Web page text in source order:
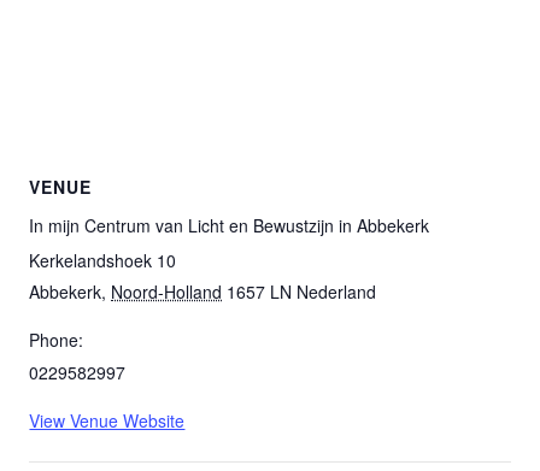
VENUE
In mijn Centrum van Licht en Bewustzijn in Abbekerk
Kerkelandshoek 10
Abbekerk, Noord-Holland 1657 LN Nederland
Phone:
0229582997
View Venue Website